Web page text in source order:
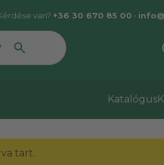
van? +36 30 670 85 00 •
Katalógus
tart.